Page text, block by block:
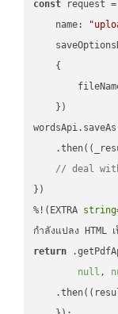
const request =
name:
    {
    })
    .then(
(
// deal
})
%!(EXTRA string
return
null ,
    .then(
(